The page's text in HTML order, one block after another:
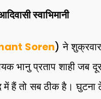
स्वाभिमानी
Soren) ने
भानु प्रताप शाही जब
तो सब ठीक है। घुटना